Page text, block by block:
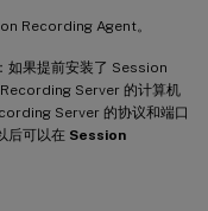
Recording Agent。
如果提前安装了 Session
Server 的计算机
Server 的协议和端口
后可以在 Session